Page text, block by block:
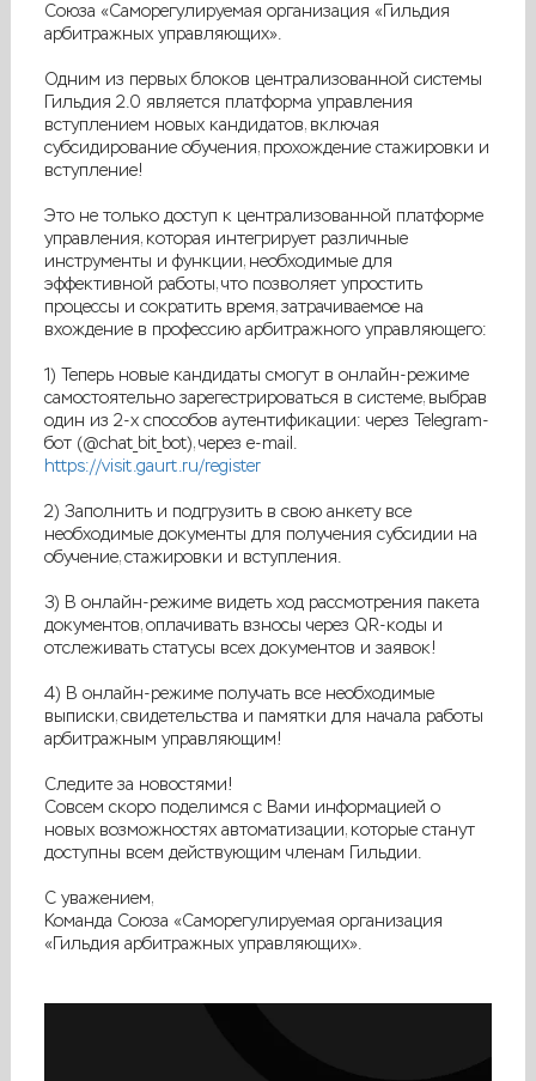
Союза «Саморегулируемая организация «Гильдия
арбитражных управляющих».
Одним из первых блоков централизованной системы
Гильдия 2.0 является платформа управления
вступлением новых кандидатов, включая
субсидирование обучения, прохождение стажировки и
вступление!
Это не только доступ к централизованной платформе
управления, которая интегрирует различные
инструменты и функции, необходимые для
эффективной работы, что позволяет упростить
процессы и сократить время, затрачиваемое на
вхождение в профессию арбитражного управляющего:
1) Теперь новые кандидаты смогут в онлайн-режиме
самостоятельно зарегестрироваться в системе, выбрав
один из 2-х способов аутентификации: через Telegram-
бот (@chat_bit_bot), через e-mail.
https://visit.gaurt.ru/register
2) Заполнить и подгрузить в свою анкету все
необходимые документы для получения субсидии на
обучение, стажировки и вступления.
3) В онлайн-режиме видеть ход рассмотрения пакета
документов, оплачивать взносы через QR-коды и
отслеживать статусы всех документов и заявок!
4) В онлайн-режиме получать все необходимые
выписки, свидетельства и памятки для начала работы
арбитражным управляющим!
Следите за новостями!
Совсем скоро поделимся с Вами информацией о
новых возможностях автоматизации, которые станут
доступны всем действующим членам Гильдии.
С уважением,
Команда Союза «Саморегулируемая организация
«Гильдия арбитражных управляющих».